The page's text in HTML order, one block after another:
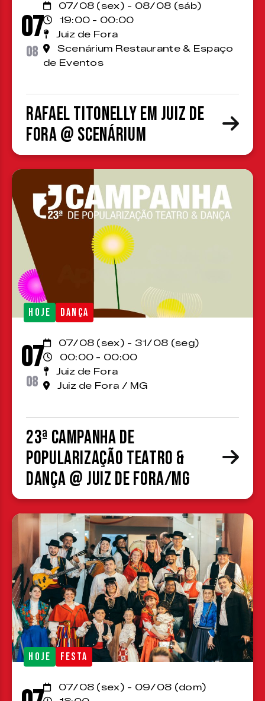
07
08
07/08 (sex) - 08/08 (sáb)
19:00 - 00:00
Juiz de Fora
Scenárium Restaurante & Espaço
de Eventos
Rafael Titonelly em Juiz de
Fora @ Scenárium
HOJE DANÇA
07
08
07/08 (sex) - 31/08 (seg)
00:00 - 00:00
Juiz de Fora
Juiz de Fora / MG
23ª Campanha de
Popularização Teatro &
Dança @ Juiz de Fora/MG
HOJE FESTA
07/08 (sex) - 09/08 (dom)